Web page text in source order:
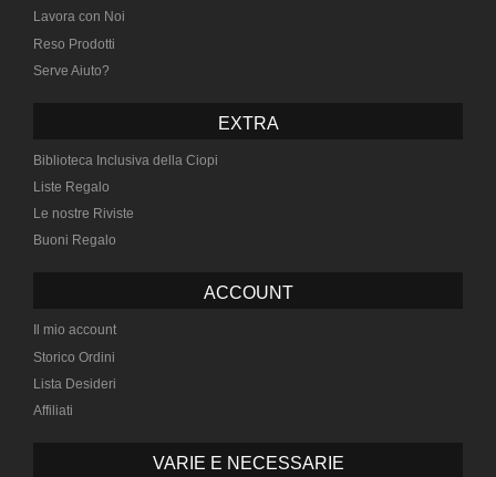
Lavora con Noi
Reso Prodotti
Serve Aiuto?
EXTRA
Biblioteca Inclusiva della Ciopi
Liste Regalo
Le nostre Riviste
Buoni Regalo
ACCOUNT
Il mio account
Storico Ordini
Lista Desideri
Affiliati
VARIE E NECESSARIE